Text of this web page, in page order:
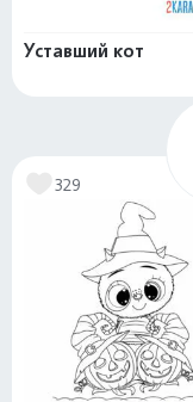
Уставший кот
329